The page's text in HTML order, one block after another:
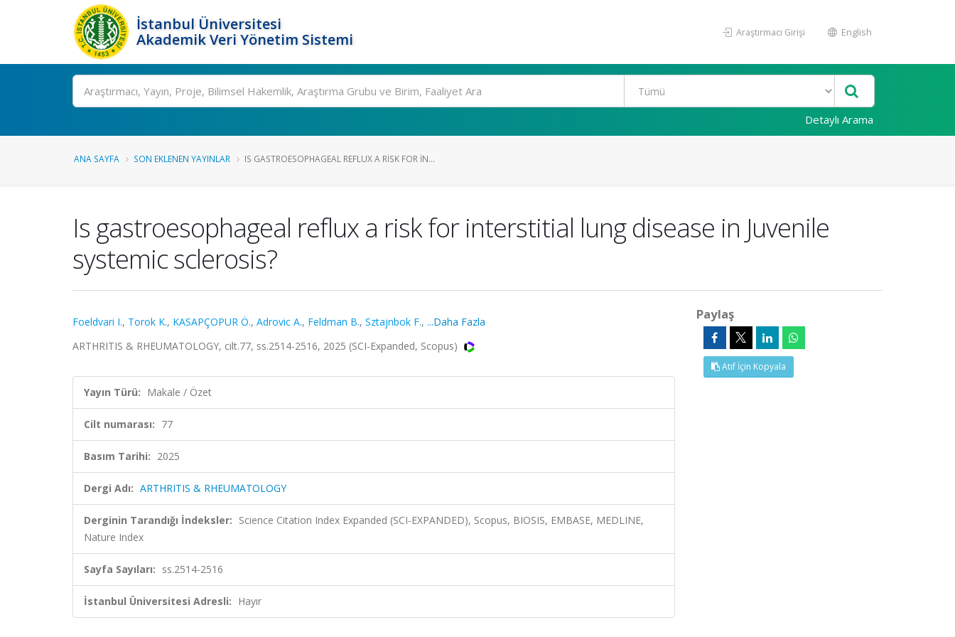
İstanbul Üniversitesi
Akademik Veri Yönetim Sistemi
Araştırmacı Girişi English
Ara
Detaylı Arama
ANA SAYFA SON EKLENEN YAYINLAR IS GASTROESOPHAGEAL REFLUX A RISK FOR IN...
Is gastroesophageal reflux a risk for interstitial lung disease in Juvenile
systemic sclerosis?
Foeldvari I., Torok K., KASAPÇOPUR Ö., Adrovic A., Feldman B., Sztajnbok F., ...Daha Fazla
ARTHRITIS & RHEUMATOLOGY, cilt.77, ss.2514-2516, 2025 (SCI-Expanded, Scopus)
Yayın Türü: Makale / Özet
Cilt numarası: 77
Basım Tarihi: 2025
Dergi Adı: ARTHRITIS & RHEUMATOLOGY
Derginin Tarandığı İndeksler: Science Citation Index Expanded (SCI-EXPANDED), Scopus, BIOSIS, EMBASE, MEDLINE,
Nature Index
Sayfa Sayıları: ss.2514-2516
İstanbul Üniversitesi Adresli: Hayır
Paylaş
Atıf İçin Kopyala